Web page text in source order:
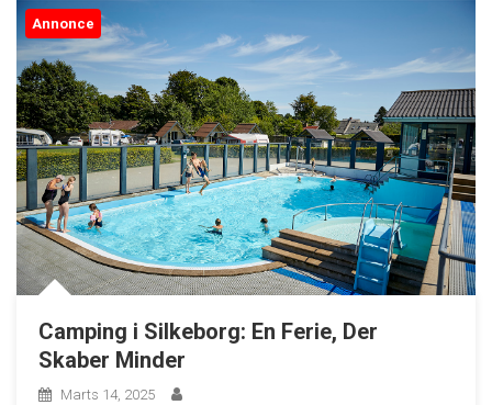
Annonce
Camping i Silkeborg: En Ferie, Der
Skaber Minder
Marts 14, 2025